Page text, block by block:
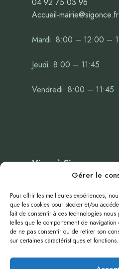
Gérer le
Pour offrir les meilleures expériences,
que les cookies pour stocker et/ou
fait de consentir à ces technologies
telles que le comportement de
de ne pas consentir ou de retirer son
sur certaines caractéristiques et fonctions.
04 92 75 03 96
Accueil-mairie@sigonce.fr
Mardi 8:00 – 12:00 –
Jeudi 8:00 – 11:45
Vendredi 8:00 – 11:45
Vivre à Sigonce
Administration
Evenenements
Blog
infos-publiques